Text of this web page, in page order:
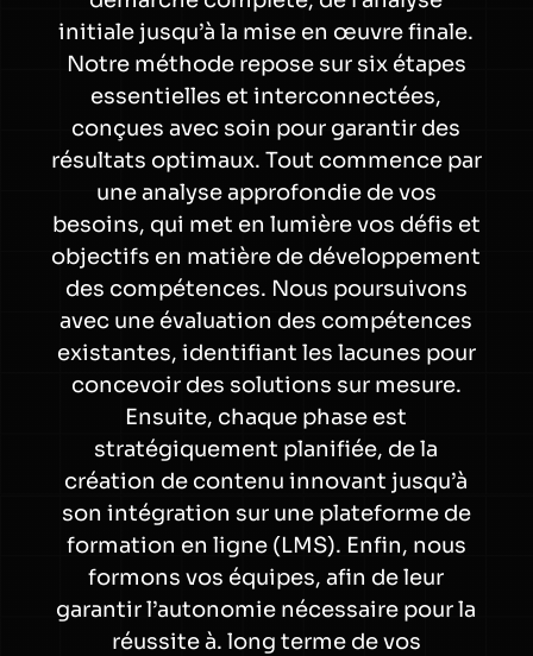
initiale jusqu’à la mise en œuvre finale.
Notre méthode repose sur six étapes
essentielles et interconnectées,
conçues avec soin pour garantir des
résultats optimaux. Tout commence par
une analyse approfondie de vos
besoins, qui met en lumière vos défis et
objectifs en matière de développement
des compétences. Nous poursuivons
avec une évaluation des compétences
existantes, identifiant les lacunes pour
concevoir des solutions sur mesure.
Ensuite, chaque phase est
stratégiquement planifiée, de la
création de contenu innovant jusqu’à
son intégration sur une plateforme de
formation en ligne (LMS). Enfin, nous
formons vos équipes, afin de leur
garantir l’autonomie nécessaire pour la
réussite à. long terme de vos